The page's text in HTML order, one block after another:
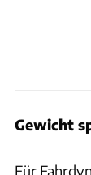
Gewicht
Für